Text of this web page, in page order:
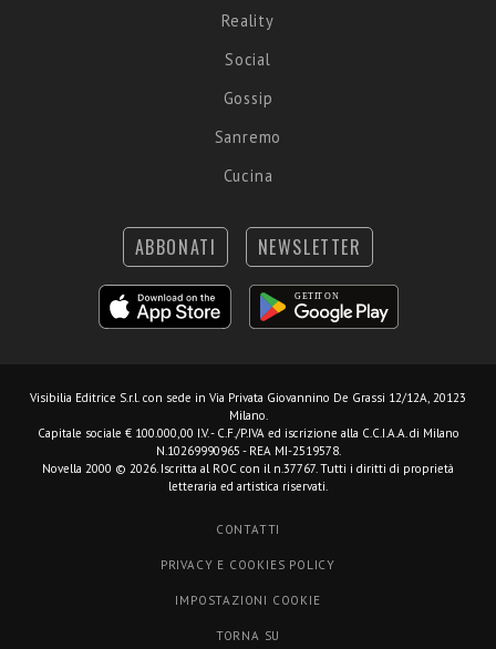
Reality
Social
Gossip
Sanremo
Cucina
ABBONATI NEWSLETTER
Visibilia Editrice S.r.l. con sede in Via Privata Giovannino De Grassi 12/12A, 20123
Milano.
Capitale sociale € 100.000,00 I.V. - C.F./P.IVA ed iscrizione alla C.C.I.A.A. di Milano
N.10269990965 - REA MI-2519578.
Novella 2000 © 2026. Iscritta al ROC con il n.37767. Tutti i diritti di proprietà
letteraria ed artistica riservati.
CONTATTI
PRIVACY E COOKIES POLICY
IMPOSTAZIONI COOKIE
TORNA SU